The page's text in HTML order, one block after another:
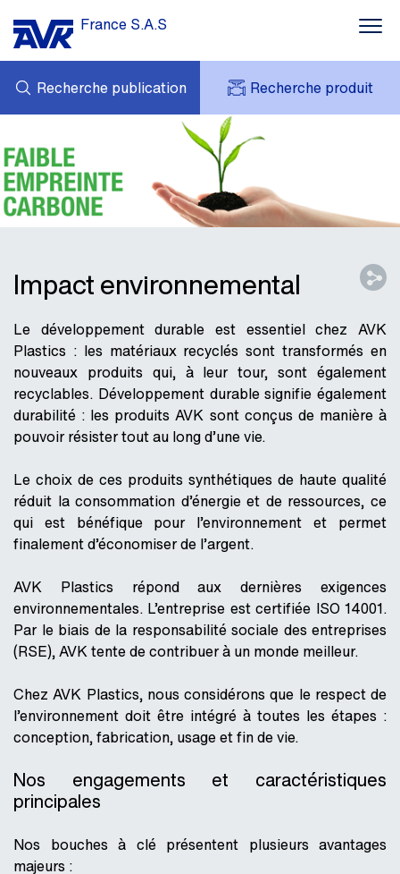
France S.A.S
Recherche publication Recherche produit
CONTACT
TÉLÉCHARGEMENT
RÉFÉRENCES
MES DEMANDES
MY AVK
TARIF JUIN 2026
Impact environnemental
Le développement durable est essentiel chez AVK
Plastics : les matériaux recyclés sont transformés en
nouveaux produits qui, à leur tour, sont également
recyclables. Développement durable signifie également
durabilité : les produits AVK sont conçus de manière à
pouvoir résister tout au long d’une vie.
Le choix de ces produits synthétiques de haute qualité
réduit la consommation d’énergie et de ressources, ce
qui est bénéfique pour l’environnement et permet
finalement d’économiser de l’argent.
AVK Plastics répond aux dernières exigences
environnementales. L’entreprise est certifiée ISO 14001.
Par le biais de la responsabilité sociale des entreprises
(RSE), AVK tente de contribuer à un monde meilleur.
Chez AVK Plastics, nous considérons que le respect de
l’environnement doit être intégré à toutes les étapes :
conception, fabrication, usage et fin de vie.
Nos engagements et caractéristiques
principales
Nos bouches à clé présentent plusieurs avantages
majeurs :